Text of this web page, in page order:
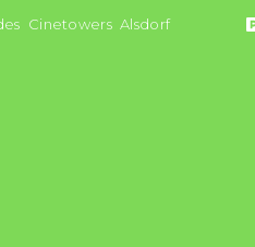
Cinetowers Alsdorf